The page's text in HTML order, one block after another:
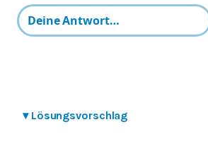
▾ Lösungsvorschlag